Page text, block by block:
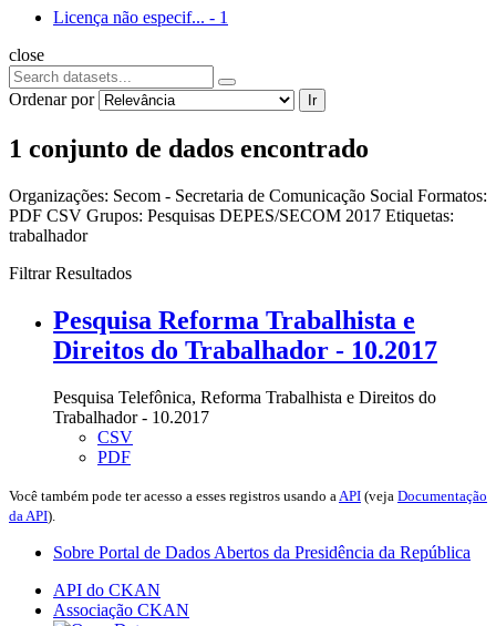
Licença não especif... - 1
close
Ordenar por Ir
1 conjunto de dados encontrado
Organizações: Secom - Secretaria de Comunicação Social Formatos:
PDF CSV Grupos: Pesquisas DEPES/SECOM 2017 Etiquetas:
trabalhador
Filtrar Resultados
Pesquisa Reforma Trabalhista e
Direitos do Trabalhador - 10.2017
Pesquisa Telefônica, Reforma Trabalhista e Direitos do
Trabalhador - 10.2017
CSV
PDF
Você também pode ter acesso a esses registros usando a API (veja Documentação
da API).
Sobre Portal de Dados Abertos da Presidência da República
API do CKAN
Associação CKAN